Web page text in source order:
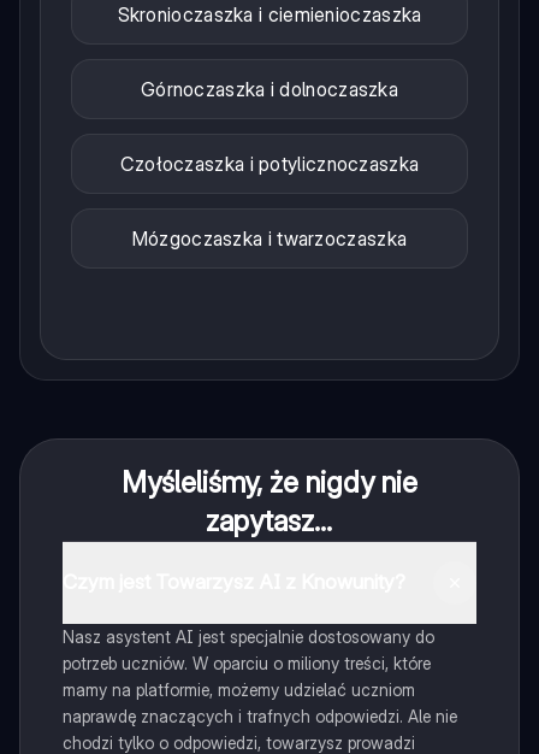
Skronioczaszka i ciemienioczaszka
Górnoczaszka i dolnoczaszka
Czołoczaszka i potylicznoczaszka
Mózgoczaszka i twarzoczaszka
Myśleliśmy, że nigdy nie
zapytasz...
Nasz asystent AI jest specjalnie dostosowany do
potrzeb uczniów. W oparciu o miliony treści, które
mamy na platformie, możemy udzielać uczniom
naprawdę znaczących i trafnych odpowiedzi. Ale nie
chodzi tylko o odpowiedzi, towarzysz prowadzi